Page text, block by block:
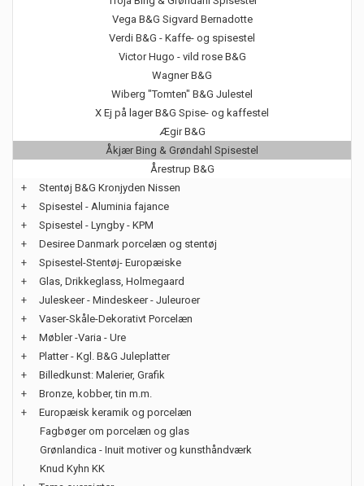
Vega B&G Sigvard Bernadotte
Verdi B&G - Kaffe- og spisestel
Victor Hugo - vild rose B&G
Wagner B&G
Wiberg "Tomten" B&G Julestel
X Ej på lager B&G Spise- og kaffestel
Ægir B&G
Åkjær Bing & Grøndahl Spisestel
Årestrup B&G
+
Stentøj B&G Kronjyden Nissen
+
Spisestel - Aluminia fajance
+
Spisestel - Lyngby - KPM
+
Desiree Danmark porcelæn og stentøj
+
Spisestel-Stentøj- Europæiske
+
Glas, Drikkeglass, Holmegaard
+
Juleskeer - Mindeskeer - Juleuroer
+
Vaser-Skåle-Dekorativt Porcelæn
+
Møbler -Varia - Ure
+
Platter - Kgl. B&G Juleplatter
+
Billedkunst: Malerier, Grafik
+
Bronze, kobber, tin m.m.
+
Europæisk keramik og porcelæn
Fagbøger om porcelæn og glas
Grønlandica - Inuit motiver og kunsthåndværk
Knud Kyhn KK